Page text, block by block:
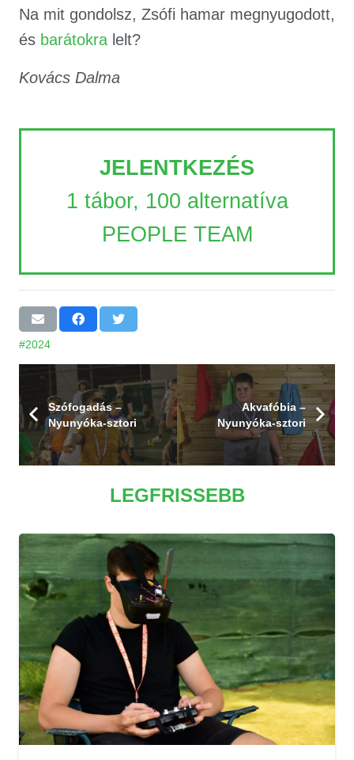
Na mit gondolsz, Zsófi hamar megnyugodott,
és barátokra lelt?
Kovács Dalma
JELENTKEZÉS
1 tábor, 100 alternatíva
PEOPLE TEAM
#2024
Szófogadás –
Nyunyóka-sztori
Akvafóbia –
Nyunyóka-sztori
LEGFRISSEBB